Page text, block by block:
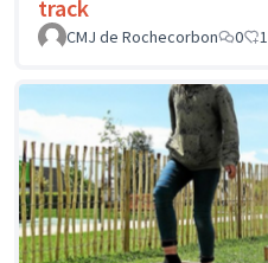
track
CMJ de Rochecorbon
0 1